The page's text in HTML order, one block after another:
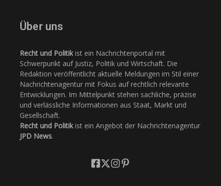
Über uns
Recht und Politikist ein Nachrichtenportal mit
Schwerpunkt auf Justiz, Politik und Wirtschaft. Die
Redaktion veröffentlicht aktuelle Meldungen im Stil einer
Nachrichtenagentur mit Fokus auf rechtlich relevante
Entwicklungen. Im Mittelpunkt stehen sachliche, präzise
und verlässliche Informationen aus Staat, Markt und
Gesellschaft.
Recht und Politikist ein Angebot der Nachrichtenagentur
JPD News.